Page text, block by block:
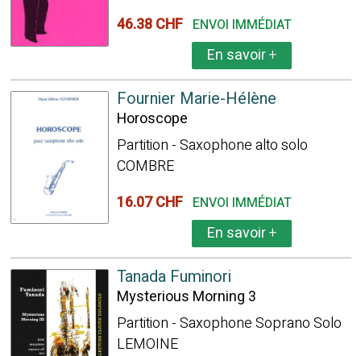
46.38 CHF ENVOI IMMÉDIAT
En savoir+
Fournier Marie-Hélène
Horoscope
Partition - Saxophone alto solo
COMBRE
16.07 CHF ENVOI IMMÉDIAT
En savoir+
Tanada Fuminori
Mysterious Morning 3
Partition - Saxophone Soprano Solo
LEMOINE